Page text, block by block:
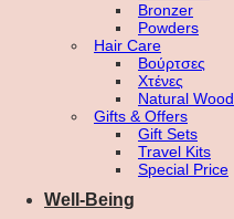
Bronzer
Powders
Hair Care
Βούρτσες
Χτένες
Natural Wood
Gifts & Offers
Gift Sets
Travel Kits
Special Price
Well-Being